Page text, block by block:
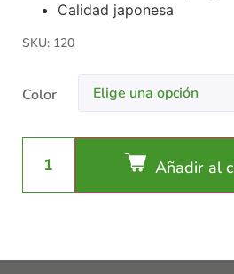
Calidad japonesa
SKU: 120
Color
Añadir al